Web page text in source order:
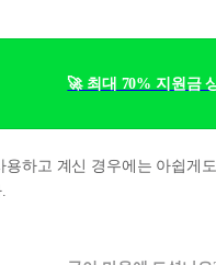
🚀 최대 70% 지원금
용하고 계신 경우에는 아쉽게